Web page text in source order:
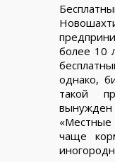
более 10
однако,
такой
вынужден
«Местные
чаще